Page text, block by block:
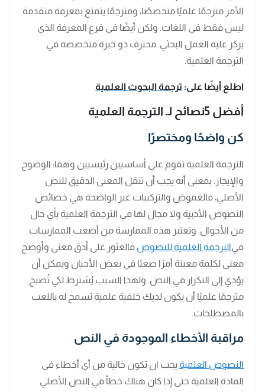
الأمر مترجمًا علميًا متخصصًا، ومترجمًا يتمتع بمعرفة متقدمة
ليس فقط في اللغات. ولكن أيضًا في فرع المعرفة الذي
يركز عليه العمل البحثي. محترف ذو خبرة متخصصة في
الترجمة العلمية.
اطلع أيضًا على: ترجمة البحوث العلمية
أفضل 5نصائح لـ الترجمة العلمية
كن واضحًا ومختصرًا
الترجمة العلمية تقوم على أساسيين رئيسيين وهما: الوضوح
والإيجاز. بمعنى أنه يجب أن تنقل المعنى الدقيق للنص
الأصلي، فالغموض والتركيبات غير الواضحة هي خصائص
النصوص الأدبية ولا مجال لها في الترجمة العلمية بأي حال
من الأحوال. وتعتبر هذه الممارسة من أصعب الممارسات
فيالترجمة العلمية للنصوص فالعثور على أدق معنى وأوضح
معنى لكلمة معينة أمرًا صعبًا في بعض الأحيان ويمكن أن
يؤدي إلى التكرار في النص. ولهذا السبب يُشترط لكي تُصبح
مترجمًا علميًا أن يكون لديك خلفية علمية تسمح له باللعب
بالمصطلحات.
مراقبة الأخطاء الموجودة في النص
النصوص العلمية يجب ان تكون خالية من أي أخطاء في
المادة العلمية حتى إذا كان هناك خطأ في النص الأصلي